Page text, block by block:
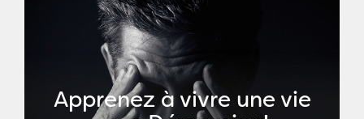
Apprenez à vivre une vie